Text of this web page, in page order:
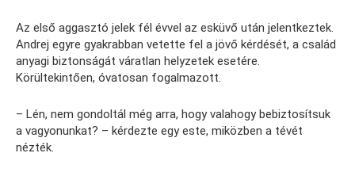
Az első aggasztó jelek fél évvel az esküvő után jelentkeztek.
Andrej egyre gyakrabban vetette fel a jövő kérdését, a család
anyagi biztonságát váratlan helyzetek esetére.
Körültekintően, óvatosan fogalmazott.
– Lén, nem gondoltál még arra, hogy valahogy bebiztosítsuk
a vagyonunkat? – kérdezte egy este, miközben a tévét
nézték.